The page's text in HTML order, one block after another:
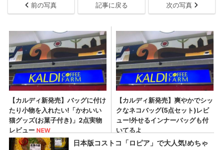
前の写真 記事に戻る 次の写真